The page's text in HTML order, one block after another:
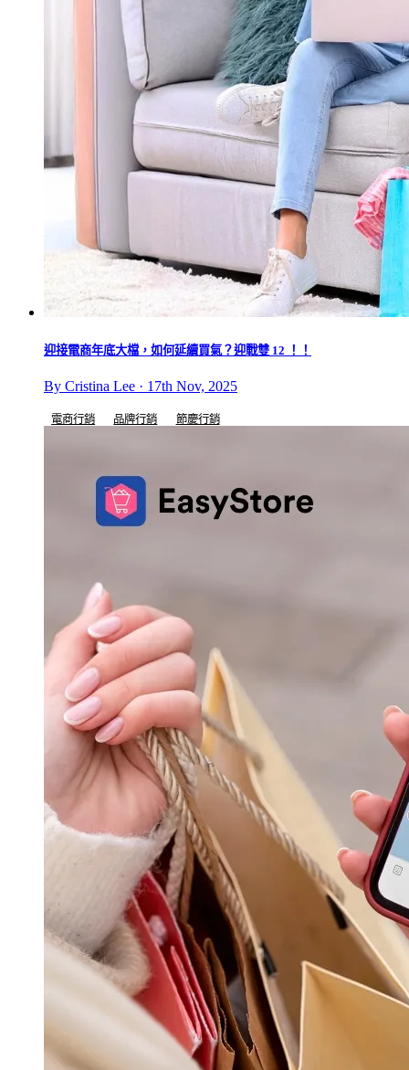
迎接電商年底大檔，如何延續買氣？迎戰雙 12 ！！
By Cristina Lee · 17th Nov, 2025
電商行銷 品牌行銷 節慶行銷